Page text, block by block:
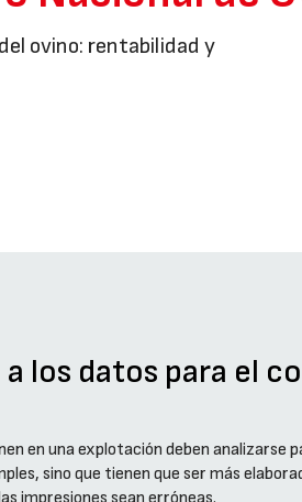
ovino: rentabilidad y
los datos para el
en una explotación deben analizarse
sino que tienen que ser más